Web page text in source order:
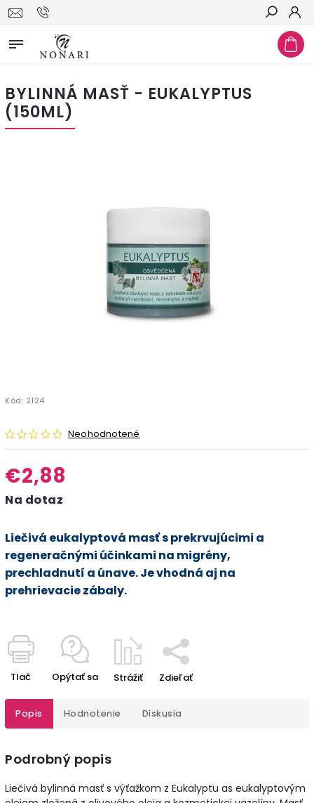
Hľadať
BYLINNÁ MASŤ - EUKALYPTUS
(150ML)
Kód: 2124
Neohodnotené
€2,88
Na dotaz
Liečivá eukalyptová masť s prekrvujúcimi a
regeneračnými účinkami na migrény,
prechladnutí a únave. Je vhodná aj na
prehrievacie zábaly.
Tlač Opýtať sa Strážiť Zdieľať
Popis Hodnotenie Diskusia
Podrobný popis
Liečivá bylinná masť s výťažkom z Eukalyptu as eukalyptovým